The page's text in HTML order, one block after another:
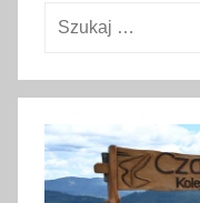
p
i
a
2
Szukaj: